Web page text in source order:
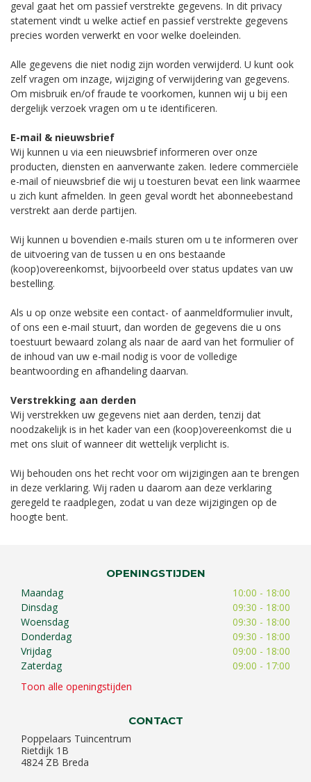
geval gaat het om passief verstrekte gegevens. In dit privacy
statement vindt u welke actief en passief verstrekte gegevens
precies worden verwerkt en voor welke doeleinden.
Alle gegevens die niet nodig zijn worden verwijderd. U kunt ook
zelf vragen om inzage, wijziging of verwijdering van gegevens.
Om misbruik en/of fraude te voorkomen, kunnen wij u bij een
dergelijk verzoek vragen om u te identificeren.
E-mail & nieuwsbrief
Wij kunnen u via een nieuwsbrief informeren over onze
producten, diensten en aanverwante zaken. Iedere commerciële
e-mail of nieuwsbrief die wij u toesturen bevat een link waarmee
u zich kunt afmelden. In geen geval wordt het abonneebestand
verstrekt aan derde partijen.
Wij kunnen u bovendien e-mails sturen om u te informeren over
de uitvoering van de tussen u en ons bestaande
(koop)overeenkomst, bijvoorbeeld over status updates van uw
bestelling.
Als u op onze website een contact- of aanmeldformulier invult,
of ons een e-mail stuurt, dan worden de gegevens die u ons
toestuurt bewaard zolang als naar de aard van het formulier of
de inhoud van uw e-mail nodig is voor de volledige
beantwoording en afhandeling daarvan.
Verstrekking aan derden
Wij verstrekken uw gegevens niet aan derden, tenzij dat
noodzakelijk is in het kader van een (koop)overeenkomst die u
met ons sluit of wanneer dit wettelijk verplicht is.
Wij behouden ons het recht voor om wijzigingen aan te brengen
in deze verklaring. Wij raden u daarom aan deze verklaring
geregeld te raadplegen, zodat u van deze wijzigingen op de
hoogte bent.
OPENINGSTIJDEN
Maandag
10:00 - 18:00
Dinsdag
09:30 - 18:00
Woensdag
09:30 - 18:00
Donderdag
09:30 - 18:00
Vrijdag
09:00 - 18:00
Zaterdag
09:00 - 17:00
Toon alle openingstijden
CONTACT
Poppelaars Tuincentrum
Rietdijk 1B
4824 ZB Breda